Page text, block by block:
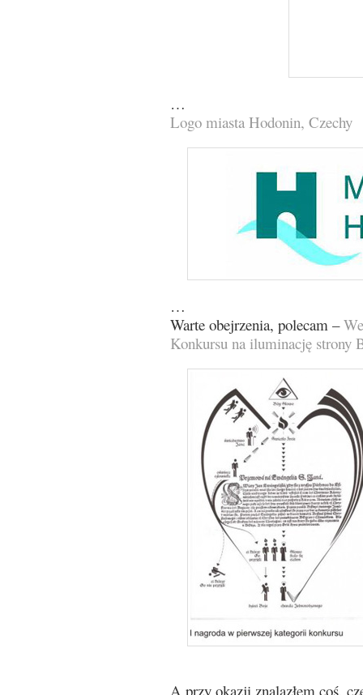
…
Logo miasta Hodonin, Czechy
…
Warte obejrzenia, polecam –
Konkursu na iluminację strony
A przy okazji znalazłem coś,